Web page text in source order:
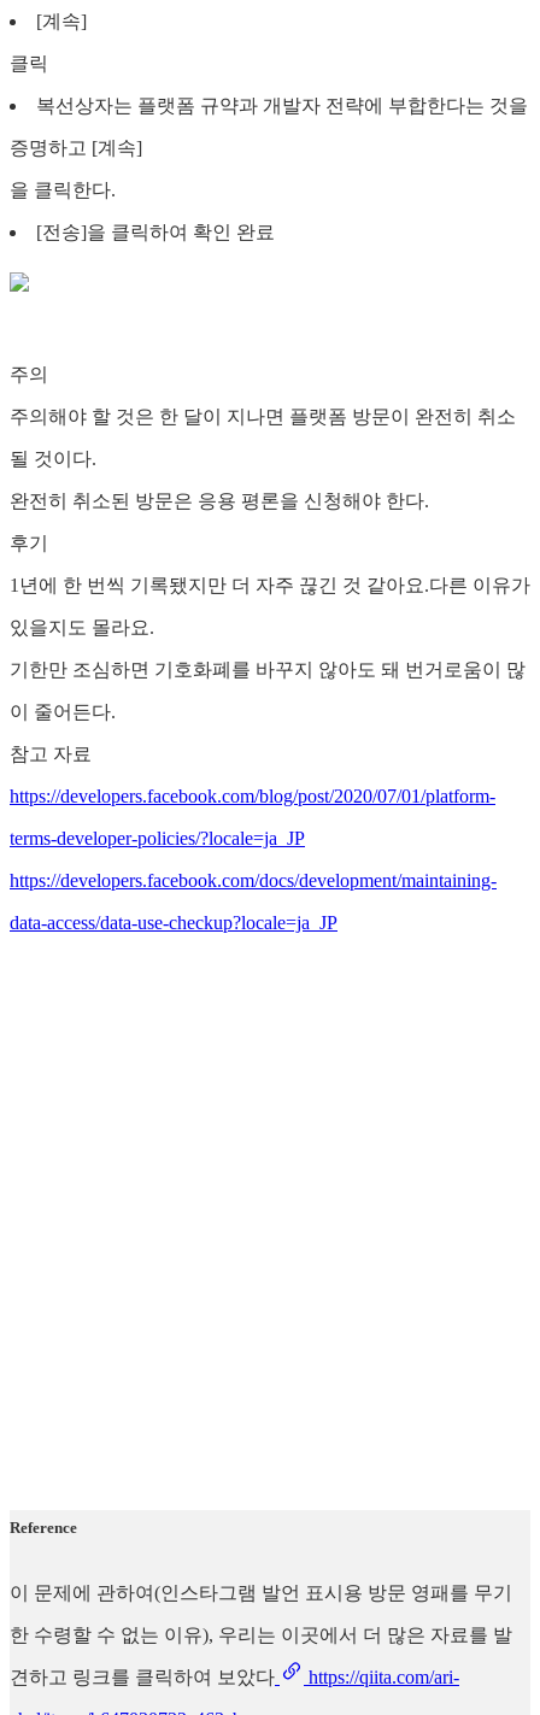
[계속]
클릭
복선상자는 플랫폼 규약과 개발자 전략에 부합한다는 것을
증명하고 [계속]
을 클릭한다.
[전송]을 클릭하여 확인 완료
주의
주의해야 할 것은 한 달이 지나면 플랫폼 방문이 완전히 취소
될 것이다.
완전히 취소된 방문은 응용 평론을 신청해야 한다.
후기
1년에 한 번씩 기록됐지만 더 자주 끊긴 것 같아요.다른 이유가
있을지도 몰라요.
기한만 조심하면 기호화폐를 바꾸지 않아도 돼 번거로움이 많
이 줄어든다.
참고 자료
https://developers.facebook.com/blog/post/2020/07/01/platform-
terms-developer-policies/?locale=ja_JP
https://developers.facebook.com/docs/development/maintaining-
data-access/data-use-checkup?locale=ja_JP
Reference
이 문제에 관하여(인스타그램 발언 표시용 방문 영패를 무기
한 수령할 수 없는 이유), 우리는 이곳에서 더 많은 자료를 발
견하고 링크를 클릭하여 보았다 https://qiita.com/ari-